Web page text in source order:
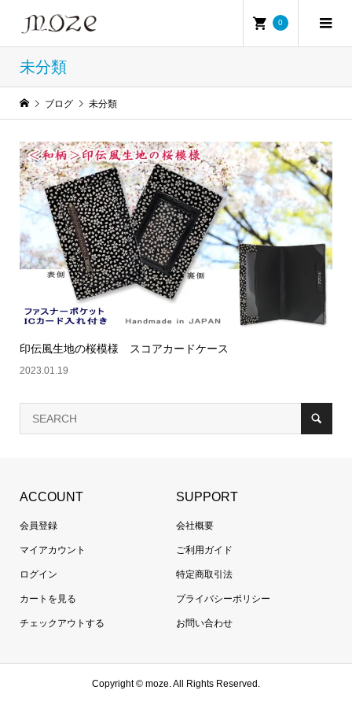
0
未分類
ブログ 未分類
印伝風生地の桜模様 スコアカードケース
2023.01.19
ACCOUNT
会員登録
マイアカウント
ログイン
カートを見る
チェックアウトする
SUPPORT
会社概要
ご利用ガイド
特定商取引法
プライバシーポリシー
お問い合わせ
Copyright © moze. All Rights Reserved.